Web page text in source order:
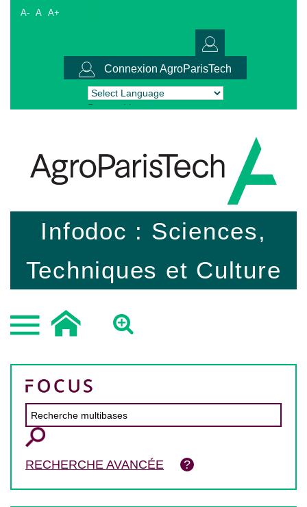
A- A A+
Connexion AgroParisTech
Powered by Translate
Infodoc : Sciences,
Techniques et Culture
RECHERCHE AVANCÉE